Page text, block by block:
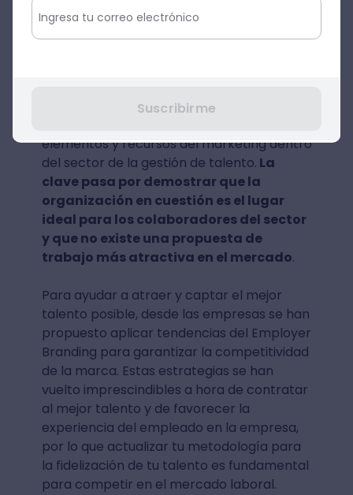
ahora por "vender la empresa" y
convertirla en una institución más atractiva
más innovadoras quienes dieron un paso al
elementos y recursos del marketing dentro
del sector de la gestión de talento. La
clave pasa por demostrar que la
organización en cuestión es el lugar
ideal para los colaboradores del sector
y que no existe una propuesta de
trabajo más atractiva en el mercado.
Para ayudar a atraer y captar el mejor
talento posible, desde las empresas se han
propuesto aplicar tendencias del Employer
Branding para garantizar la competitividad
de la marca. Estas estrategias se han
vuelto imprescindibles a hora de contratar
al mejor talento y de favorecer la
experiencia del empleado en la empresa,
por lo que actualizar tu metodología para
la fidelización de tu talento es fundamental
para competir en el mercado laboral.
Suscribirme